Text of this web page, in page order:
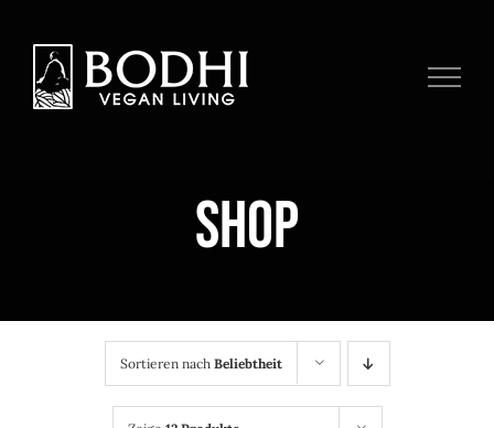
Inhalt
springen
Shop
Sortieren nach Beliebtheit